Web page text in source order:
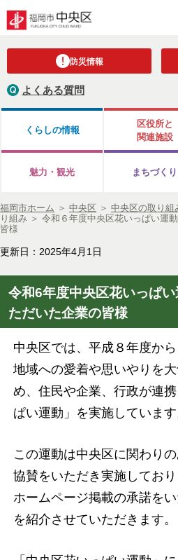
防災情報
よくある質問
くらしの情報
区役所と
関連施設
魅力・観光 まちづくり
福岡市ホーム ＞ 中央区 ＞ 中央区の取り組
り組み ＞ 令和６年度中央区花いっぱい運
皆様
更新日：2025年4月1日
令和6年度中央区花いっぱ
ただいた企業の皆様
中央区では、平成８年度か
地域への愛着や思いやりを
め、住民や企業、行政が連
ぱい運動」を実施しています
この運動は中央区に関わり
協賛をいただき実施してお
ホームページ掲載の承諾を
を紹介させていただきます。